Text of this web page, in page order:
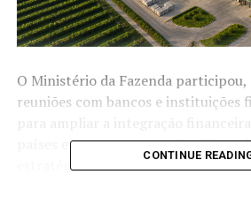
O Ministério da Fazenda participou,
reuniões com bancos e instituições
países e buscar cooperação e
estratégicos da economia brasileira.
CONTINUE